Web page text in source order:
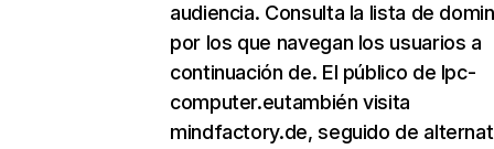
audiencia. Consulta la lista de
por los que navegan los usuarios a
continuación de. El público de Ipc-
computer.eutambién visita
mindfactory.de, seguido de